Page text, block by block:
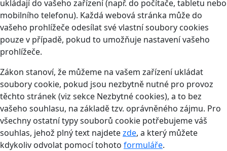
ukládají do vašeho zařízení (např. do počítače, tabletu nebo
mobilního telefonu). Každá webová stránka může do
vašeho prohlížeče odesílat své vlastní soubory cookies
pouze v případě, pokud to umožňuje nastavení vašeho
prohlížeče.
Zákon stanoví, že můžeme na vašem zařízení ukládat
soubory cookie, pokud jsou nezbytně nutné pro provoz
těchto stránek (viz sekce Nezbytné cookies), a to bez
vašeho souhlasu, na základě tzv. oprávněného zájmu. Pro
všechny ostatní typy souborů cookie potřebujeme váš
souhlas, jehož plný text najdetezde, a který můžete
kdykoliv odvolat pomocí tohoto formuláře.